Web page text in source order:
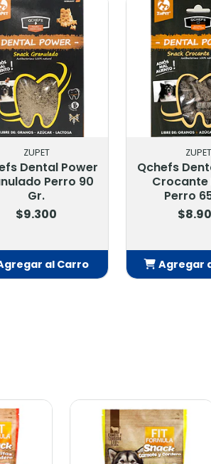
ZUPET
Dental Power
Perro 90
Gr.
$9.300
al Carro
ZUPET
Qchefs
Crocante
Perro
Agregar